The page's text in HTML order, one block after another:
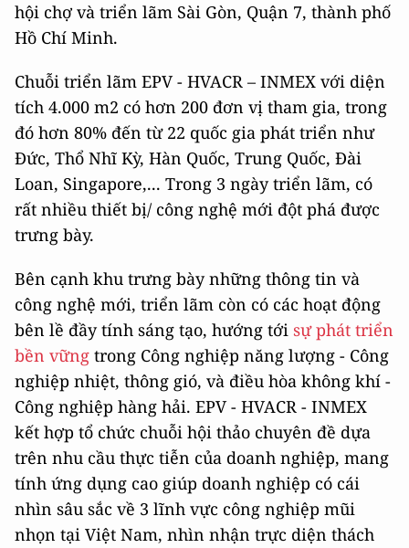
hội chợ và triển lãm Sài Gòn, Quận 7, thành phố
Hồ Chí Minh.
Chuỗi triển lãm EPV - HVACR – INMEX với diện
tích 4.000 m2 có hơn 200 đơn vị tham gia, trong
đó hơn 80% đến từ 22 quốc gia phát triển như
Đức, Thổ Nhĩ Kỳ, Hàn Quốc, Trung Quốc, Đài
Loan, Singapore,... Trong 3 ngày triển lãm, có
rất nhiều thiết bị/ công nghệ mới đột phá được
trưng bày.
Bên cạnh khu trưng bày những thông tin và
công nghệ mới, triển lãm còn có các hoạt động
bên lề đầy tính sáng tạo, hướng tới sự phát triển
bền vững trong Công nghiệp năng lượng - Công
nghiệp nhiệt, thông gió, và điều hòa không khí -
Công nghiệp hàng hải. EPV - HVACR - INMEX
kết hợp tổ chức chuỗi hội thảo chuyên đề dựa
trên nhu cầu thực tiễn của doanh nghiệp, mang
tính ứng dụng cao giúp doanh nghiệp có cái
nhìn sâu sắc về 3 lĩnh vực công nghiệp mũi
nhọn tại Việt Nam, nhìn nhận trực diện thách